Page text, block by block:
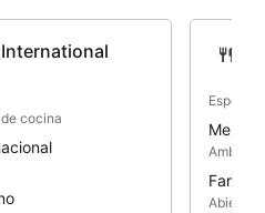
de playa y piscina y
cocina
Abierto